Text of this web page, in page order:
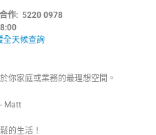
：
作: 5220 0978
18:00
全天候查詢
你家庭或業務的最理想空間。
Matt
的生活！